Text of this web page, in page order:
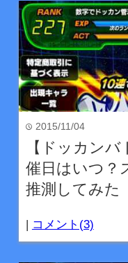
time 2015/11/04
【ドッカン
催日はいつ？
推測してみた
| コメント(3)